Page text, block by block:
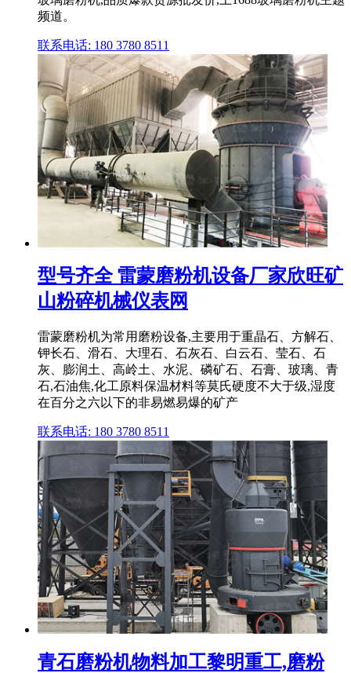
频道。
联系电话: 180 3780 8511
型号齐全 雷蒙磨粉机设备厂家欣旺矿
山粉碎机械仪表网
雷蒙磨粉机为常用磨粉设备,主要用于重晶石、方解石、
钾长石、滑石、大理石、石灰石、白云石、莹石、石
灰、膨润土、高岭土、水泥、磷矿石、石膏、玻璃、青
石,石油焦,化工原料保温材料等莫氏硬度不大于级,湿度
在百分之六以下的非易燃易爆的矿产
联系电话: 180 3780 8511
青石磨粉机物料加工黎明重工,磨粉